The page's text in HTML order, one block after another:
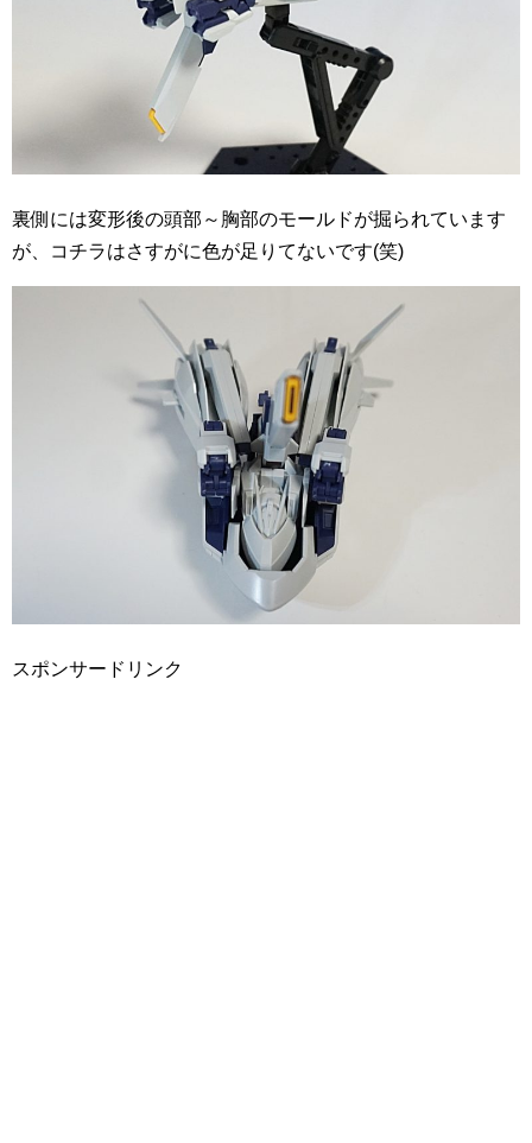
裏側には変形後の頭部～胸部のモールドが掘られています
が、コチラはさすがに色が足りてないです(笑)
スポンサードリンク